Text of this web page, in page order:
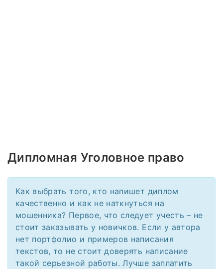
Дипломная Уголовное право
Как выбрать того, кто напишет диплом
качественно и как не наткнуться на
мошенника? Первое, что следует учесть – не
стоит заказывать у новичков. Если у автора
нет портфолио и примеров написания
текстов, то не стоит доверять написание
такой серьезной работы. Лучше заплатить